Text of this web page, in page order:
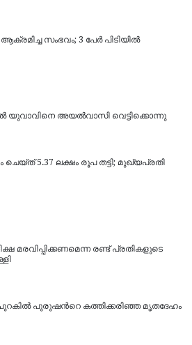
സംഭവം; 3 പേർ പിടിയിൽ
യുവാവിനെ അയൽവാസി വെട്ടിക്കൊന്നു
ചെയ്ത് 5.37 ലക്ഷം രൂപ തട്ടി; മുഖ്യപ്രതി
മരവിപ്പിക്കണമെന്ന രണ്ട് പ്രതികളുടെ
പുറകിൽ പുരുഷന്‍റെ കത്തിക്കരിഞ്ഞ മൃതദേഹം